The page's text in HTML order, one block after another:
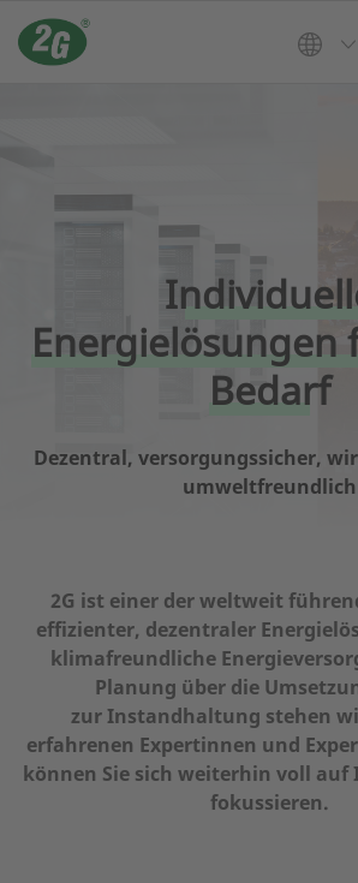
Energielösungen
Bedarf
Dezentral, versorgungssicher,
umweltfreundlich
2G ist einer der weltweit
effizienter, dezentraler
klimafreundliche
Planung über die
zur Instandhaltung stehen
erfahrenen Expertinnen und
können Sie sich weiterhin voll auf
fokussieren.